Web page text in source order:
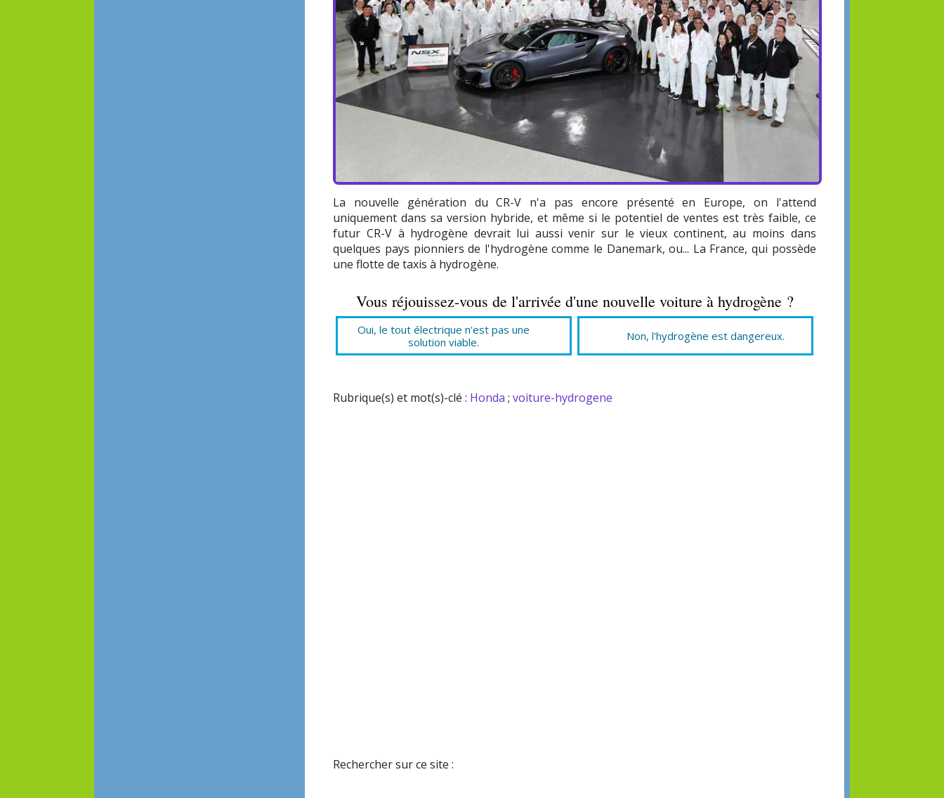
La nouvelle génération du CR-V n'a pas encore présenté en Europe, on l'attend
uniquement dans sa version hybride, et même si le potentiel de ventes est très faible, ce
futur CR-V à hydrogène devrait lui aussi venir sur le vieux continent, au moins dans
quelques pays pionniers de l'hydrogène comme le Danemark, ou... La France, qui possède
une flotte de taxis à hydrogène.
Vous réjouissez-vous de l'arrivée d'une nouvelle voiture à hydrogène ?
Oui, le tout électrique n'est pas une
solution viable.
Non, l'hydrogène est dangereux.
Rubrique(s) et mot(s)-clé : Honda ;voiture-hydrogene
Rechercher sur ce site :